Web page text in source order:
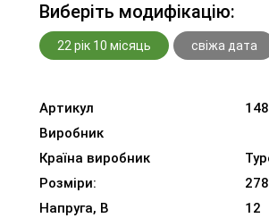
Виберіть модифікацію:
22 рік 10 місяць свіжа дата
Артикул
Виробник
Країна виробник
Розміри:
Напруга, В
12